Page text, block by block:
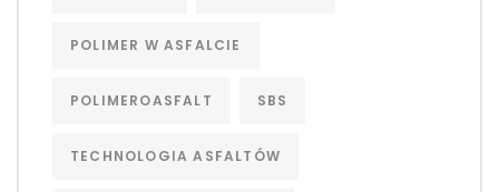
POLIMER W ASFALCIE
POLIMEROASFALT SBS
TECHNOLOGIA ASFALTÓW